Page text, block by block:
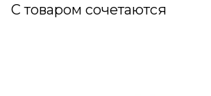
С товаром сочетаются